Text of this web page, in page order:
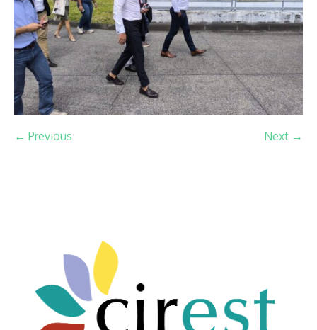
← Previous Next →